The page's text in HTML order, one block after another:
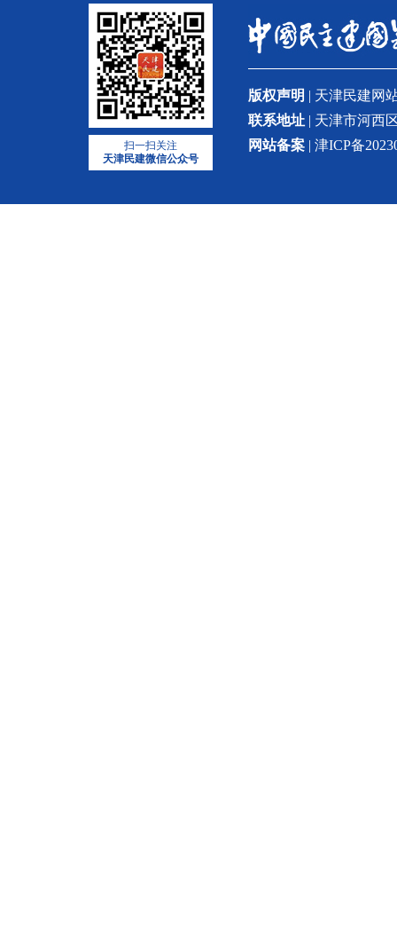
扫一扫关注
天津民建微信公众号
版权声明 | 天津民建网
联系地址 | 天津市河西
网站备案 | 津ICP备